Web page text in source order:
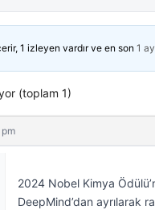
1 izleyen vardır ve en son 1
(toplam 1)
2024 Nobel Kimya
DeepMind’dan ayrılarak